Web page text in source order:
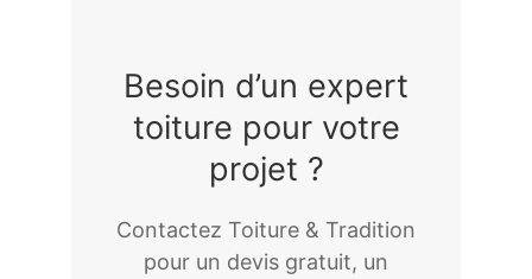
Besoin d’un expert
toiture pour votre
projet ?
Contactez Toiture & Tradition
pour un devis gratuit, un